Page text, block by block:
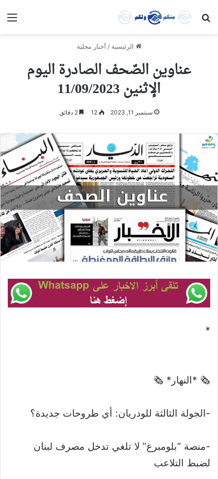
بحث عن
الرئيسية / أخبار محلية
عناوين الصّحف الصادرة اليوم
الإثنين 11/09/2023
سبتمبر 11, 2023 12 2 دقائق
*
🗞 *النهار* 🗞
-الجولة الثالثة للودريان: أي طروحات جديدة؟
-منصة “بلومبرغ” لا تلغي تدخل مصرف لبنان
لضبط التلاعب